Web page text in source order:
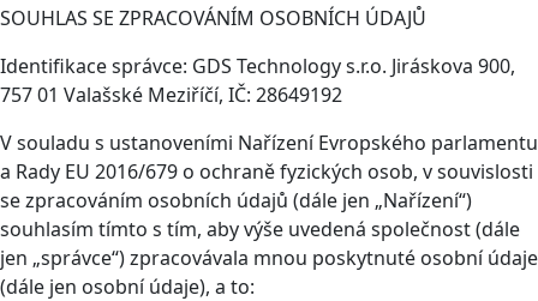
SOUHLAS SE ZPRACOVÁNÍM OSOBNÍCH ÚDAJŮ
Identifikace správce: GDS Technology s.r.o. Jiráskova 900,
757 01 Valašské Meziříčí, IČ: 28649192
V souladu s ustanoveními Nařízení Evropského parlamentu
a Rady EU 2016/679 o ochraně fyzických osob, v souvislosti
se zpracováním osobních údajů (dále jen „Nařízení“)
souhlasím tímto s tím, aby výše uvedená společnost (dále
jen „správce“) zpracovávala mnou poskytnuté osobní údaje
(dále jen osobní údaje), a to: